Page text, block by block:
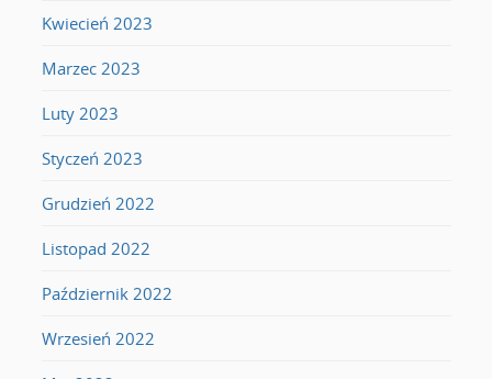
Kwiecień 2023
Marzec 2023
Luty 2023
Styczeń 2023
Grudzień 2022
Listopad 2022
Październik 2022
Wrzesień 2022